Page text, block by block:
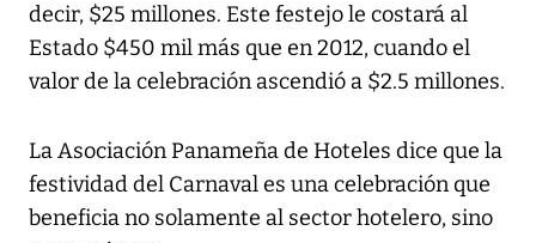
decir, $25 millones. Este festejo le costará al
Estado $450 mil más que en 2012, cuando el
valor de la celebración ascendió a $2.5 millones.
La Asociación Panameña de Hoteles dice que la
festividad del Carnaval es una celebración que
beneficia no solamente al sector hotelero, sino